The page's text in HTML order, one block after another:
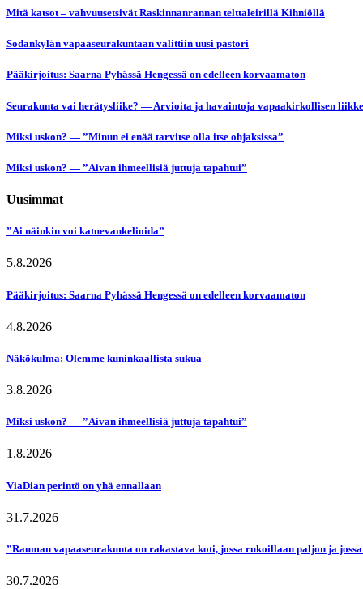
Mitä katsot – vahvuusetsivät Raskinnanrannan telttaleirillä Kihniöllä
Sodankylän vapaaseurakuntaan valittiin uusi pastori
Pääkirjoitus: Saarna Pyhässä Hengessä on edelleen korvaamaton
Seurakunta vai herätysliike? — Arvioita ja havaintoja vapaakirkollisen
Miksi uskon? — ”Minun ei enää tarvitse olla itse ohjaksissa”
Miksi uskon? — ”Aivan ihmeellisiä juttuja tapahtui”
Uusimmat
”Ai näinkin voi katuevankelioida”
5.8.2026
Pääkirjoitus: Saarna Pyhässä Hengessä on edelleen korvaamaton
4.8.2026
Näkökulma: Olemme kuninkaallista sukua
3.8.2026
Miksi uskon? — ”Aivan ihmeellisiä juttuja tapahtui”
1.8.2026
ViaDian perintö on yhä ennallaan
31.7.2026
”Rauman vapaaseurakunta on rakastava koti, jossa rukoillaan paljon ja
30.7.2026